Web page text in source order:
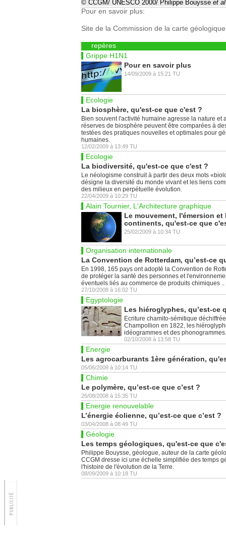
© CCGM/ UNESCO 2000/ Philippe Bouysse et al
Pour en savoir plus:
Site de la Commission de la carte
repères
Grippe H1N1
Pour en savoir plus
14/09/2009 à 15:21 TU
Ecologie
La biosphère, qu'est-ce que c'est ?
Bien souvent l'activité humaine agresse la nature et
réserves de biosphère peuvent être comparées à
testées des pratiques nouvelles et optimales pour
humaines.
12/02/2009 à 13:49 TU
Ecologie
La biodiversité, qu'est-ce que c'est ?
Le néologisme construit à partir des deux mots
désigne la diversité du monde vivant et les liens
des milieux en perpétuelle évolution.
22/04/2009 à 10:29 TU
Alain Tournier, L'Architecture graphique
Le mouvement, l'émersion
continents, qu'est-ce que
25/02/2009 à 10:34 TU
Organisation internationale
La Convention de Rotterdam, qu’est-ce
En 1998, 165 pays ont adopté la Convention de
de protéger la santé des personnes et
éventuels liés au commerce de produits chimiques ..
27/10/2008 à 16:02 TU
Egyptologie
Les hiéroglyphes, qu’est-ce
Ecriture chamito-sémitique
Champollion en 1822, les
idéogrammes et des phonogrammes.
02/10/2008 à 13:58 TU
Energie
Les agrocarburants 1ère génération,
05/06/2008 à 10:14 TU
Chimie
Le polymère, qu’est-ce que c’est ?
26/08/2008 à 15:35 TU
Energie renouvelable
L’énergie éolienne, qu’est-ce que c’est ?
03/04/2008 à 08:49 TU
Géologie
Les temps géologiques, qu'est-ce que
Philippe Bouysse, géologue, auteur de la carte
CCGM dresse ici une échelle simplifiée des temps
l'histoire de l'évolution de la Terre.
08/09/2009 à 10:18 TU